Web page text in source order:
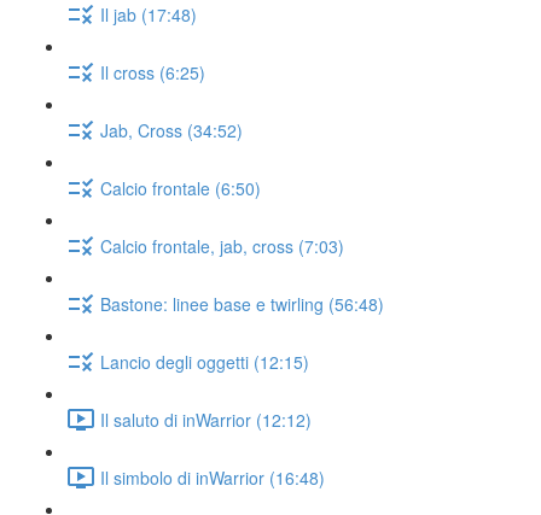
Il jab (17:48)
Il cross (6:25)
Jab, Cross (34:52)
Calcio frontale (6:50)
Calcio frontale, jab, cross (7:03)
Bastone: linee base e twirling (56:48)
Lancio degli oggetti (12:15)
Il saluto di inWarrior (12:12)
Il simbolo di inWarrior (16:48)